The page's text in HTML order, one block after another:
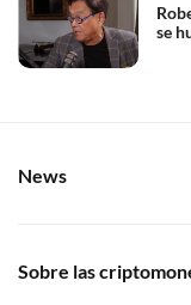
se
News
Sobre las